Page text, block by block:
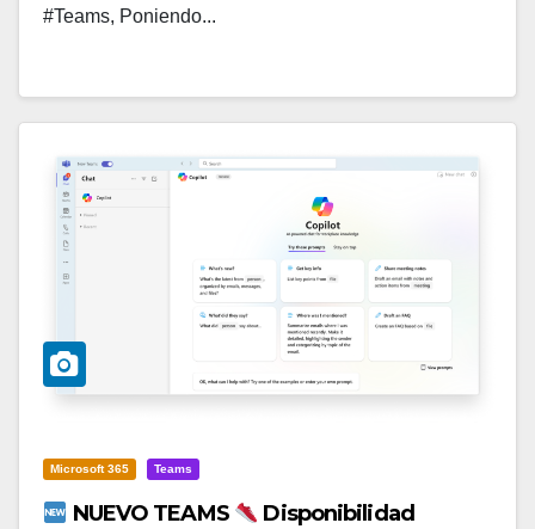
#Teams, Poniendo...
Microsoft 365 Teams
NUEVO TEAMS
Disponibilidad